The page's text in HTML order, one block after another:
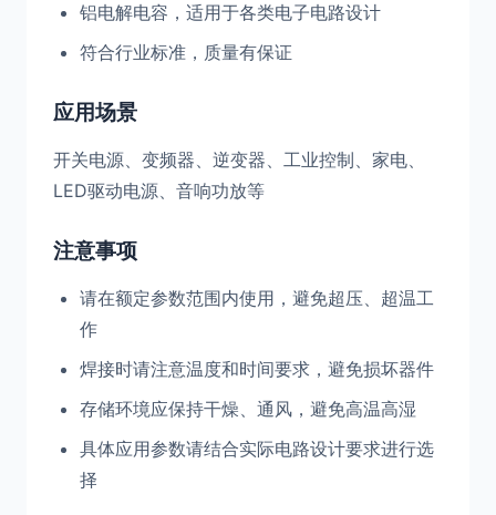
铝电解电容，适用于各类电子电路设计
符合行业标准，质量有保证
应用场景
开关电源、变频器、逆变器、工业控制、家电、
LED驱动电源、音响功放等
注意事项
请在额定参数范围内使用，避免超压、超温工
作
焊接时请注意温度和时间要求，避免损坏器件
存储环境应保持干燥、通风，避免高温高湿
具体应用参数请结合实际电路设计要求进行选
择